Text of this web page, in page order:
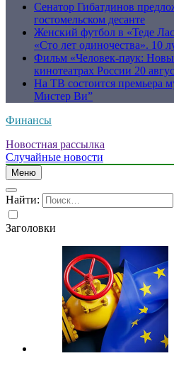
Сенатор Гибатдинов
гостомельском десанте
Женский футбол в «Теде
«Сто лет одиночества». 10
Фильм «Человек-паук:
кинотеатрах России 20
На ТВ состоится премьера
Мистер Ви”
Финансы
Новостная рассылка
Случайные новости
Меню
Найти:
Заголовки